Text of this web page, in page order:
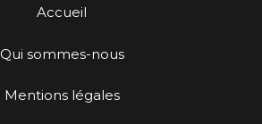
Accueil
Qui sommes-nous
Mentions légales